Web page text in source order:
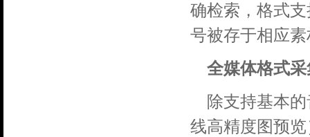
确检索，格式
号被存于相应
全媒体格式采
除支持基本
线高精度图预